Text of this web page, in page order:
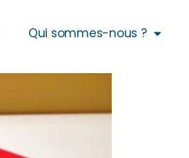
Qui sommes-nous ?